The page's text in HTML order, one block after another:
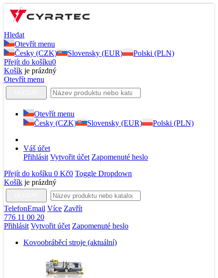
Hledat
Otevřít menu
Česky (CZK)
Slovensky (EUR)
Polski (PLN)
Přejít do košíku0
Košík je prázdný
Otevřít menu
Otevřít menu
Česky (CZK)
Slovensky (EUR) Polski (PLN)
Váš účet
Přihlásit Vytvořit účet Zapomenuté heslo
Přejít do košíku 0 Kč0 Toggle Dropdown
Košík je prázdný
TelefonEmail Více Zavřít
776 11 00 20
Přihlásit Vytvořit účet Zapomenuté heslo
Kovoobráběcí stroje (aktuální)